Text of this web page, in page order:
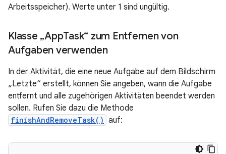
Arbeitsspeicher). Werte unter 1 sind ungültig.
Klasse „AppTask“ zum Entfernen von
Aufgaben verwenden
In der Aktivität, die eine neue Aufgabe auf dem Bildschirm
„Letzte“ erstellt, können Sie angeben, wann die Aufgabe
entfernt und alle zugehörigen Aktivitäten beendet werden
sollen. Rufen Sie dazu die Methode
finishAndRemoveTask() auf: